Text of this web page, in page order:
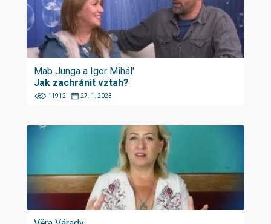
Mab Junga a Igor Mihál'
Jak zachránit vztah?
11912 27. 1. 2023